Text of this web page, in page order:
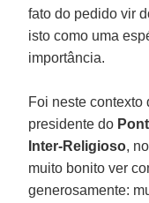
fato do pedido vir
isto como uma
importância.
Foi neste
presidente do
Inter-Religioso,
muito bonito ver
generosamente: